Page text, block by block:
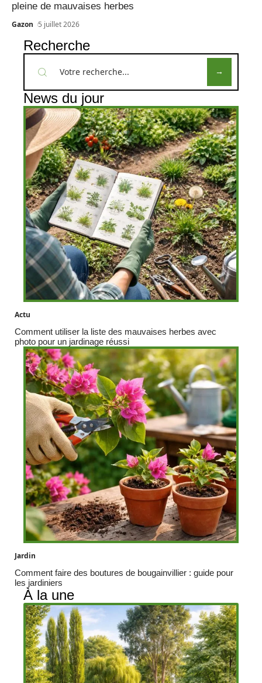
pleine de mauvaises herbes
Gazon 5 juillet 2026
Recherche
News du jour
Actu
Comment utiliser la liste des mauvaises herbes avec
photo pour un jardinage réussi
Jardin
Comment faire des boutures de bougainvillier : guide pour
les jardiniers
À la une